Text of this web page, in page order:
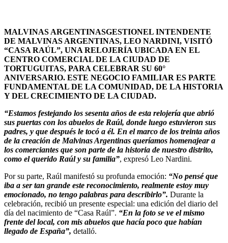
MALVINAS ARGENTINASGESTIONEL INTENDENTE
DE MALVINAS ARGENTINAS, LEO NARDINI, VISITÓ
“CASA RAÚL”, UNA RELOJERÍA UBICADA EN EL
CENTRO COMERCIAL DE LA CIUDAD DE
TORTUGUITAS, PARA CELEBRAR SU 60°
ANIVERSARIO. ESTE NEGOCIO FAMILIAR ES PARTE
FUNDAMENTAL DE LA COMUNIDAD, DE LA HISTORIA
Y DEL CRECIMIENTO DE LA CIUDAD.
“Estamos festejando los sesenta años de esta relojería que abrió
sus puertas con los abuelos de Raúl, donde luego estuvieron sus
padres, y que después le tocó a él. En el marco de los treinta años
de la creación de Malvinas Argentinas queríamos homenajear a
los comerciantes que son parte de la historia de nuestro distrito,
como el querido Raúl y su familia”, expresó Leo Nardini.
Por su parte, Raúl manifestó su profunda emoción: “No pensé que
iba a ser tan grande este reconocimiento, realmente estoy muy
emocionado, no tengo palabras para describirlo”. Durante la
celebración, recibió un presente especial: una edición del diario del
día del nacimiento de “Casa Raúl”. “En la foto se ve el mismo
frente del local, con mis abuelos que hacía poco que habían
llegado de España”, detalló.